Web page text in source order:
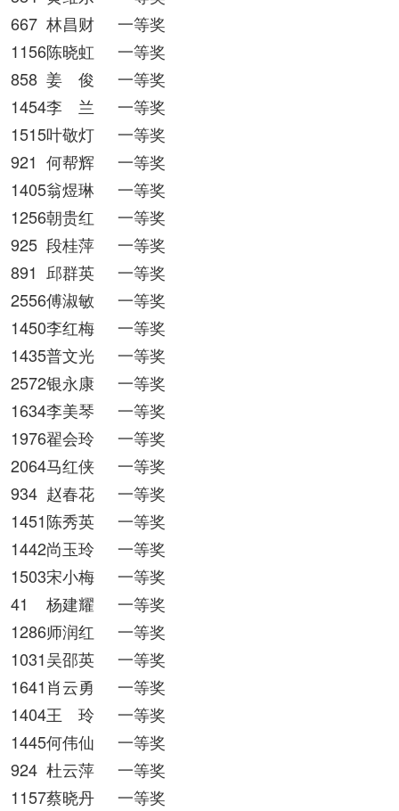
667 林昌财
一等奖
1156陈晓虹
一等奖
858 姜 俊
一等奖
1454李 兰
一等奖
1515叶敬灯
一等奖
921 何帮辉
一等奖
1405翁煜琳
一等奖
1256朝贵红
一等奖
925 段桂萍
一等奖
891 邱群英
一等奖
2556傅淑敏
一等奖
1450李红梅
一等奖
1435普文光
一等奖
2572银永康
一等奖
1634李美琴
一等奖
1976翟会玲
一等奖
2064马红侠
一等奖
934 赵春花
一等奖
1451陈秀英
一等奖
1442尚玉玲
一等奖
1503宋小梅
一等奖
41
杨建耀
一等奖
1286师润红
一等奖
1031吴邵英
一等奖
1641肖云勇
一等奖
1404王 玲
一等奖
1445何伟仙
一等奖
924 杜云萍
一等奖
1157蔡晓丹
一等奖